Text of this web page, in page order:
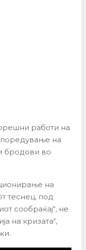
работи на
на
бродови во
на
теснец, под
сообраќај“, не
на кризата“,